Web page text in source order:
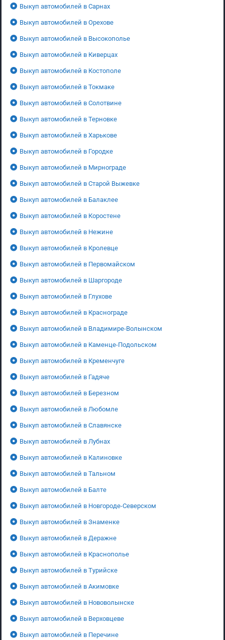
Выкуп автомобилей в Сарнах
Выкуп автомобилей в Орехове
Выкуп автомобилей в Высокополье
Выкуп автомобилей в Киверцах
Выкуп автомобилей в Костополе
Выкуп автомобилей в Токмаке
Выкуп автомобилей в Солотвине
Выкуп автомобилей в Терновке
Выкуп автомобилей в Харькове
Выкуп автомобилей в Городке
Выкуп автомобилей в Мирнограде
Выкуп автомобилей в Старой Выжевке
Выкуп автомобилей в Балаклее
Выкуп автомобилей в Коростене
Выкуп автомобилей в Нежине
Выкуп автомобилей в Кролевце
Выкуп автомобилей в Первомайском
Выкуп автомобилей в Шаргороде
Выкуп автомобилей в Глухове
Выкуп автомобилей в Краснограде
Выкуп автомобилей в Владимире-Волынском
Выкуп автомобилей в Каменце-Подольском
Выкуп автомобилей в Кременчуге
Выкуп автомобилей в Гадяче
Выкуп автомобилей в Березном
Выкуп автомобилей в Любомле
Выкуп автомобилей в Славянске
Выкуп автомобилей в Лубнах
Выкуп автомобилей в Калиновке
Выкуп автомобилей в Тальном
Выкуп автомобилей в Балте
Выкуп автомобилей в Новгороде-Северском
Выкуп автомобилей в Знаменке
Выкуп автомобилей в Деражне
Выкуп автомобилей в Краснополье
Выкуп автомобилей в Турийске
Выкуп автомобилей в Акимовке
Выкуп автомобилей в Нововолынске
Выкуп автомобилей в Верховцеве
Выкуп автомобилей в Перечине